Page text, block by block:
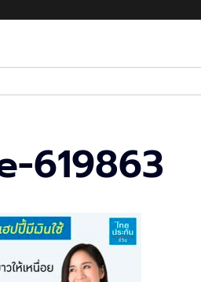
619863